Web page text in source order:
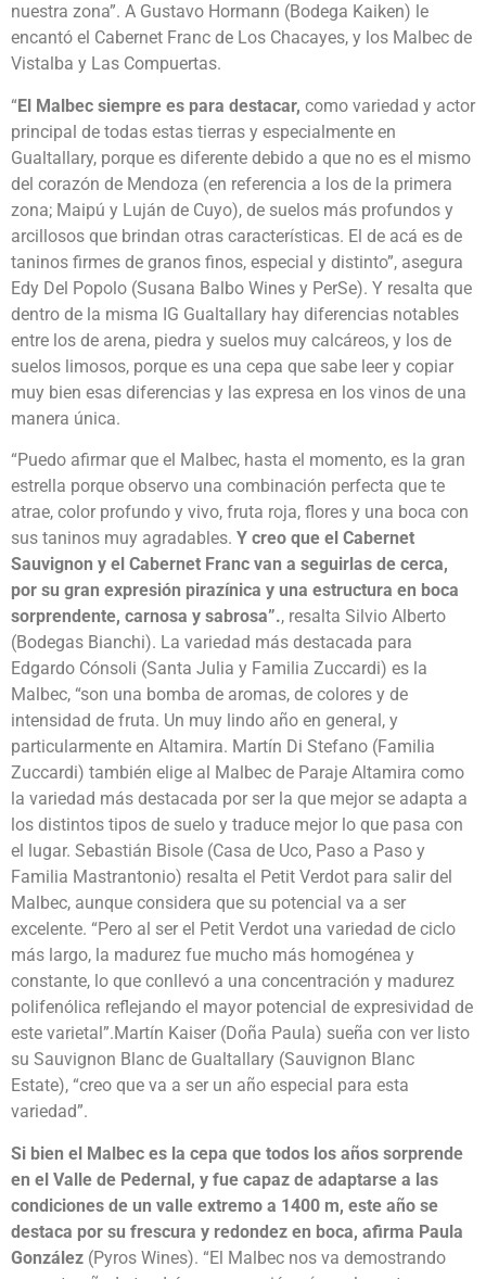
nuestra zona”. A Gustavo Hormann (Bodega Kaiken) le
encantó el Cabernet Franc de Los Chacayes, y los Malbec de
Vistalba y Las Compuertas.
“El Malbec siempre es para destacar, como variedad y actor
principal de todas estas tierras y especialmente en
Gualtallary, porque es diferente debido a que no es el mismo
del corazón de Mendoza (en referencia a los de la primera
zona; Maipú y Luján de Cuyo), de suelos más profundos y
arcillosos que brindan otras características. El de acá es de
taninos firmes de granos finos, especial y distinto”, asegura
Edy Del Popolo (Susana Balbo Wines y PerSe). Y resalta que
dentro de la misma IG Gualtallary hay diferencias notables
entre los de arena, piedra y suelos muy calcáreos, y los de
suelos limosos, porque es una cepa que sabe leer y copiar
muy bien esas diferencias y las expresa en los vinos de una
manera única.
“Puedo afirmar que el Malbec, hasta el momento, es la gran
estrella porque observo una combinación perfecta que te
atrae, color profundo y vivo, fruta roja, flores y una boca con
sus taninos muy agradables. Y creo que el Cabernet
Sauvignon y el Cabernet Franc van a seguirlas de cerca,
por su gran expresión pirazínica y una estructura en boca
sorprendente, carnosa y sabrosa”., resalta Silvio Alberto
(Bodegas Bianchi). La variedad más destacada para
Edgardo Cónsoli (Santa Julia y Familia Zuccardi) es la
Malbec, “son una bomba de aromas, de colores y de
intensidad de fruta. Un muy lindo año en general, y
particularmente en Altamira. Martín Di Stefano (Familia
Zuccardi) también elige al Malbec de Paraje Altamira como
la variedad más destacada por ser la que mejor se adapta a
los distintos tipos de suelo y traduce mejor lo que pasa con
el lugar. Sebastián Bisole (Casa de Uco, Paso a Paso y
Familia Mastrantonio) resalta el Petit Verdot para salir del
Malbec, aunque considera que su potencial va a ser
excelente. “Pero al ser el Petit Verdot una variedad de ciclo
más largo, la madurez fue mucho más homogénea y
constante, lo que conllevó a una concentración y madurez
polifenólica reflejando el mayor potencial de expresividad de
este varietal”.Martín Kaiser (Doña Paula) sueña con ver listo
su Sauvignon Blanc de Gualtallary (Sauvignon Blanc
Estate), “creo que va a ser un año especial para esta
variedad”.
Si bien el Malbec es la cepa que todos los años sorprende
en el Valle de Pedernal, y fue capaz de adaptarse a las
condiciones de un valle extremo a 1400 m, este año se
destaca por su frescura y redondez en boca, afirma Paula
González (Pyros Wines). “El Malbec nos va demostrando